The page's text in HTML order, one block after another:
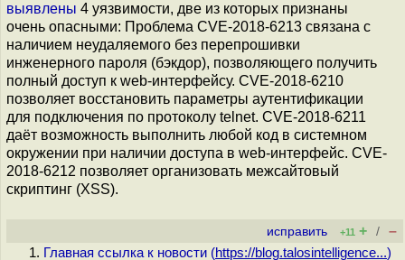
выявлены 4 уязвимости, две из которых признаны
очень опасными: Проблема CVE-2018-6213 связана с
наличием неудаляемого без перепрошивки
инженерного пароля (бэкдор), позволяющего получить
полный доступ к web-интерфейсу. CVE-2018-6210
позволяет восстановить параметры аутентификации
для подключения по протоколу telnet. CVE-2018-6211
даёт возможность выполнить любой код в системном
окружении при наличии доступа в web-интерфейс. CVE-
2018-6212 позволяет организовать межсайтовый
скриптинг (XSS).
исправить +11 + / –
Главная ссылка к новости (https://blog.talosintelligence...)